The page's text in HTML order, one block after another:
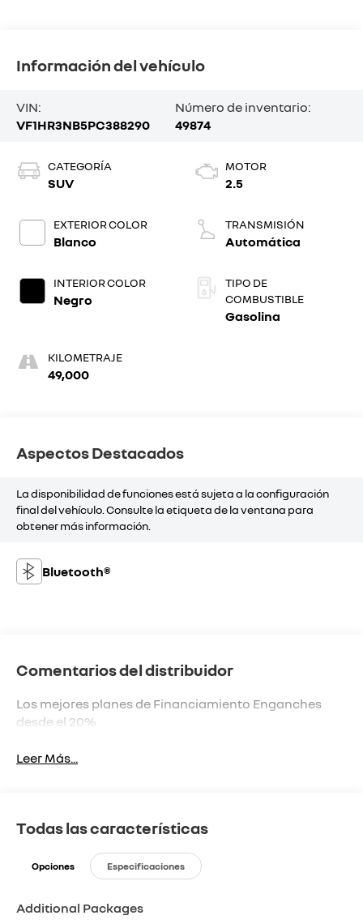
Información del vehículo
VIN:
VF1HR3NB5PC388290
Número de inventario:
49874
CATEGORÍA
SUV
EXTERIOR COLOR
Blanco
INTERIOR COLOR
Negro
KILOMETRAJE
49,000
MOTOR
2.5
TRANSMISIÓN
Automática
TIPO DE
COMBUSTIBLE
Gasolina
Aspectos Destacados
La disponibilidad de funciones está sujeta a la configuración
final del vehículo. Consulte la etiqueta de la ventana para
obtener más información.
Bluetooth®
Comentarios del distribuidor
Los mejores planes de Financiamiento Enganches
desde el 20%
Leer Más...
Todas las características
Opciones Especificaciones
Additional Packages